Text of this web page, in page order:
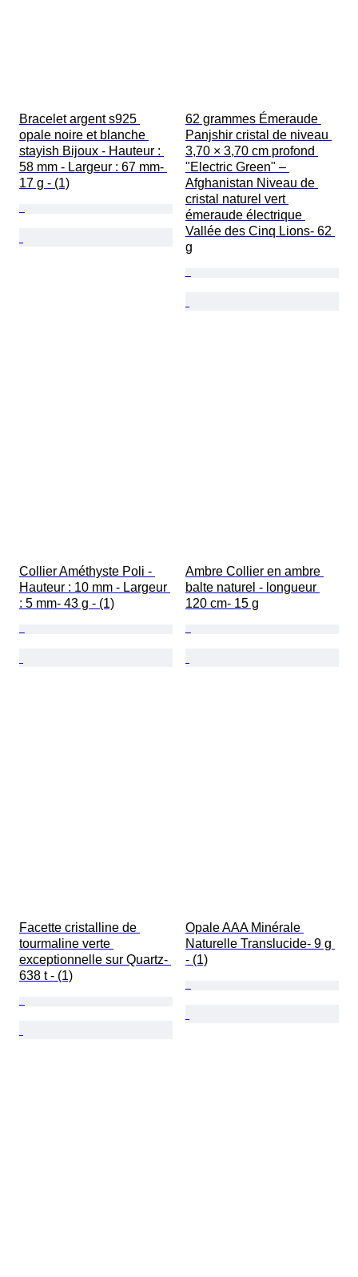
Bracelet argent s925
opale noire et blanche
stayish Bijoux - Hauteur :
58 mm - Largeur : 67 mm-
17 g - (1)
62 grammes Émeraude
Panjshir cristal de niveau
3,70 × 3,70 cm profond
"Electric Green" –
Afghanistan Niveau de
cristal naturel vert
émeraude électrique
Vallée des Cinq Lions- 62
g
Collier Améthyste Poli -
Hauteur : 10 mm - Largeur
: 5 mm- 43 g - (1)
Ambre Collier en ambre
balte naturel - longueur
120 cm- 15 g
Facette cristalline de
tourmaline verte
exceptionnelle sur Quartz-
638 t - (1)
Opale AAA Minérale
Naturelle Translucide- 9 g
- (1)